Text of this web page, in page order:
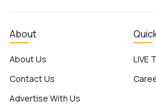
About
About Us
Contact Us
Advertise With Us
LIVE